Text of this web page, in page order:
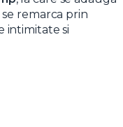
remarca prin
intimitate si